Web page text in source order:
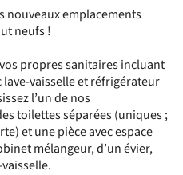
nouveaux emplacements
neufs !
propres sanitaires incluant
lave-vaisselle et réfrigérateur
l’un de nos
toilettes séparées (uniques ;
et une pièce avec espace
mélangeur, d’un évier,